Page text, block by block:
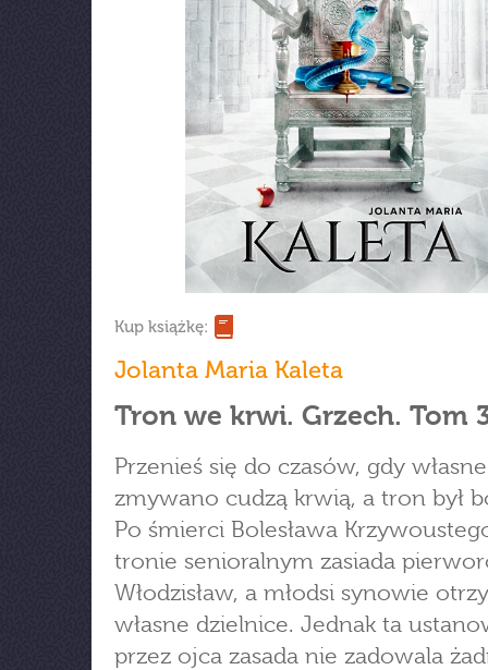
Kup książkę:
Jolanta Maria Kaleta
Tron we krwi. Grzech. Tom
Przenieś się do czasów, gdy
zmywano cudzą krwią, a tron był
Po śmierci Bolesława
tronie senioralnym zasiada
Włodzisław, a młodsi synowie
własne dzielnice. Jednak ta
przez ojca zasada nie zadowala